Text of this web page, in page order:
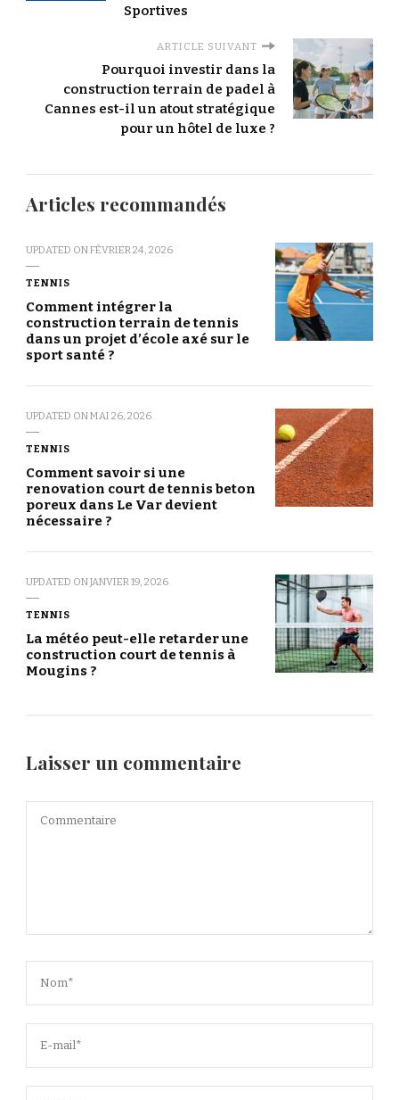
Sportives
ARTICLE SUIVANT
Pourquoi investir dans la
construction terrain de padel à
Cannes est-il un atout stratégique
pour un hôtel de luxe ?
Articles recommandés
UPDATED ONFÉVRIER 24, 2026
TENNIS
Comment intégrer la
construction terrain de tennis
dans un projet d’école axé sur le
sport santé ?
UPDATED ONMAI 26, 2026
TENNIS
Comment savoir si une
renovation court de tennis beton
poreux dans Le Var devient
nécessaire ?
UPDATED ONJANVIER 19, 2026
TENNIS
La météo peut-elle retarder une
construction court de tennis à
Mougins ?
Laisser un commentaire